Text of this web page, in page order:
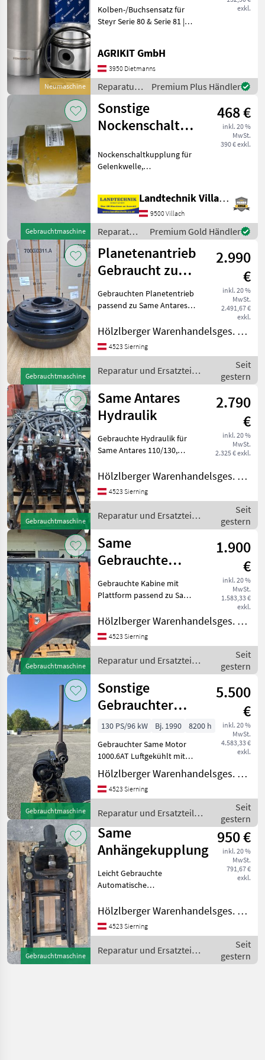
Neumaschine
exkl.
Kolben-/Buchsensatz für
Steyr Serie 80 & Serie 81 |
8085, 8090, 8100, 8110, 8120
& 8130 Hochwertiger
Kolben-/Buchs
AGRIKIT GmbH
3950 Dietmanns
Reparatur
und
Ersatzteile
/ Steyr
Premium Plus Händler
Gebrauchtmaschine
Sonstige
Nockenschaltkupplung
468 €
inkl. 20 %
MwSt.
390 € exkl.
Nockenschaltkupplung für
Gelenkwelle,
Ersatzteilnummer:
84043765, 21 Zähne,
Feinverzahnung, prompt
verfügbar Für weite
Landtechnik Villach GmbH
9500 Villach
Reparatur
und
Ersatzteile
/ Sonstige
Premium Gold Händler
Gebrauchtmaschine
Planetenantrieb
Gebraucht zu
Same Antares
2.990
€
inkl. 20 %
MwSt.
2.491,67 €
exkl.
Gebrauchten Planetentrieb
passend zu Same Antares
Lamborghini Formula
Schulterlagern und weiters
Hölzlberger Warenhandelsges. m. b. H.
4523 Sierning
Reparatur und Ersatzteile
/ Same
Seit
gestern
Gebrauchtmaschine
Same Antares
Hydraulik
2.790
€
inkl. 20 %
MwSt.
2.325 € exkl.
Gebrauchte Hydraulik für
Same Antares 110/130,
115/135 bis Fgst. Nr. Weiters
stehen noch Getriebeteile
und Vorderachsteile zum
Hölzlberger Warenhandelsges. m. b. H.
4523 Sierning
Reparatur und Ersatzteile
/ Same
Seit
gestern
Gebrauchtmaschine
Same
Gebrauchte
Kabine mit
Plattform
1.900
€
inkl. 20 %
MwSt.
1.583,33 €
exkl.
Gebrauchte Kabine mit
Plattform passend zu Same
Silver 110-180 Same Titan
Lamborghini Formula
115/135 Kabine hat
Hölzlberger Warenhandelsges. m. b. H.
4523 Sierning
Reparatur und Ersatzteile
/ Same
Seit
gestern
Gebrauchtmaschine
Sonstige
Gebrauchter
Motor Same
5.500
€
inkl. 20 %
MwSt.
4.583,33 €
exkl.
130 PS/96 kW Bj. 1990
8200 h
Gebrauchter Same Motor
1000.6AT Luftgekühlt mit
ca. 8200 für Same Antares
130. Reparatur und
Ersatzteile
Hölzlberger Warenhandelsges. m. b. H.
4523 Sierning
Reparatur und Ersatzteile /
Sonstige
Seit
gestern
Gebrauchtmaschine
Same
Anhängekupplung
950 €
inkl. 20 %
MwSt.
791,67 €
exkl.
Leicht Gebrauchte
Automatische
Walterscheid mit Schlitten
passend zu Same Explorer
und Antares. Lochbild
Ersatzteile
Hölzlberger Warenhandelsges. m. b. H.
4523 Sierning
Reparatur und Ersatzteile
/ Same
Seit
gestern